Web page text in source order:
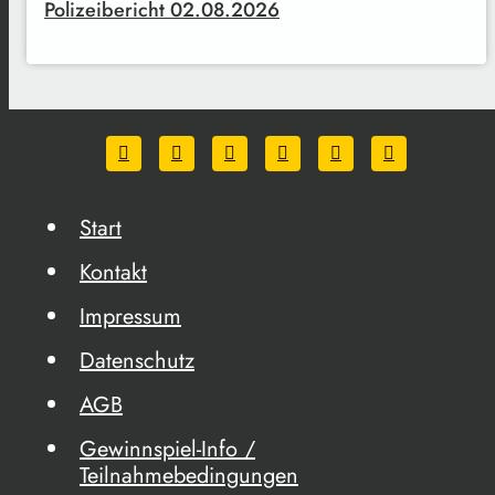
Polizeibericht 02.08.2026
Start
Kontakt
Impressum
Datenschutz
AGB
Gewinnspiel-Info /
Teilnahmebedingungen